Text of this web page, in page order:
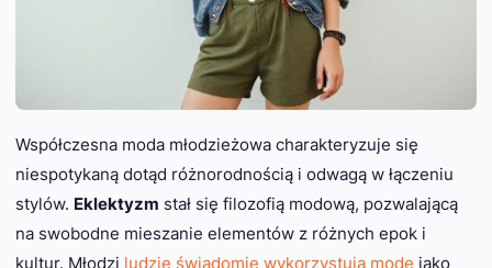
Współczesna moda młodzieżowa charakteryzuje się
niespotykaną dotąd różnorodnością i odwagą w łączeniu
stylów. Eklektyzm stał się filozofią modową, pozwalającą
na swobodne mieszanie elementów z różnych epok i
kultur. Młodzi ludzie świadomie wykorzystują modę jako